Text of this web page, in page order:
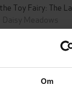
Om
Daisy Meadows
EBOK